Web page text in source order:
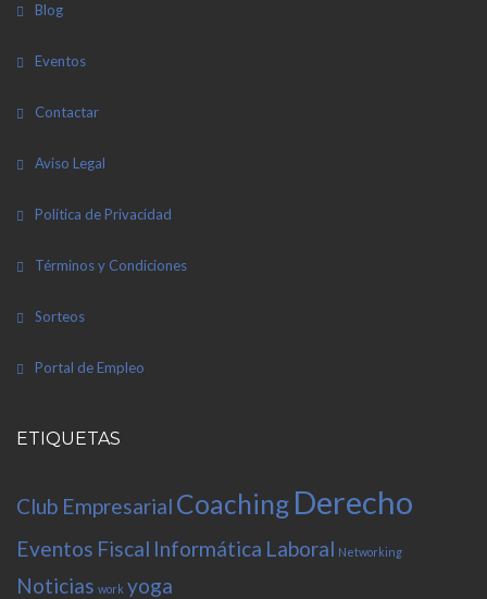
Blog
Eventos
Contactar
Aviso Legal
Política de Privacidad
Términos y Condiciones
Sorteos
Portal de Empleo
ETIQUETAS
Club Empresarial Coaching Derecho
Eventos Fiscal Informática Laboral Networking
Noticias work yoga